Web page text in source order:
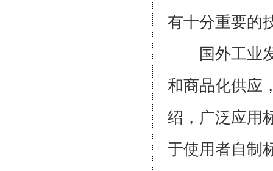
有十分重要的
国外工业发
和商品化供应
绍，广泛应用
于使用者自制